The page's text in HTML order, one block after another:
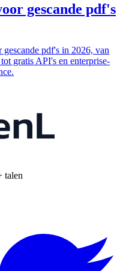
gescande pdf's
pdf's in 2026, van
gratis API's en enterprise-
talen